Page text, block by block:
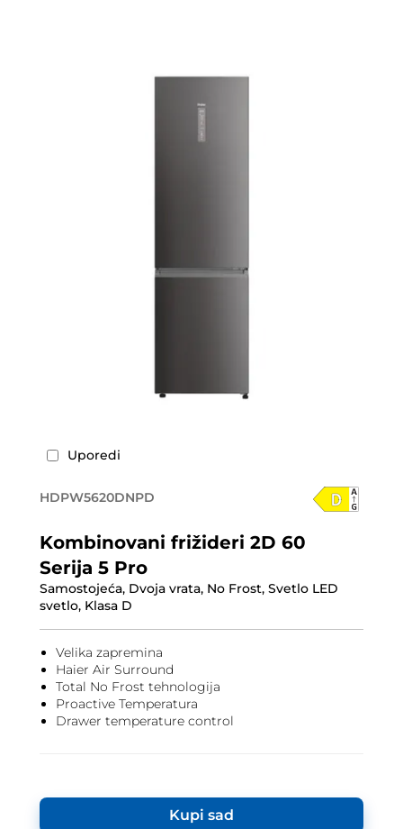
Uporedi
HDPW5620DNPD
Kombinovani frižideri 2D 60
Serija 5 Pro
Samostojeća, Dvoja vrata, No Frost, Svetlo LED
svetlo, Klasa D
Velika zapremina
Haier Air Surround
Total No Frost tehnologija
Proactive Temperatura
Drawer temperature control
Kupi sad